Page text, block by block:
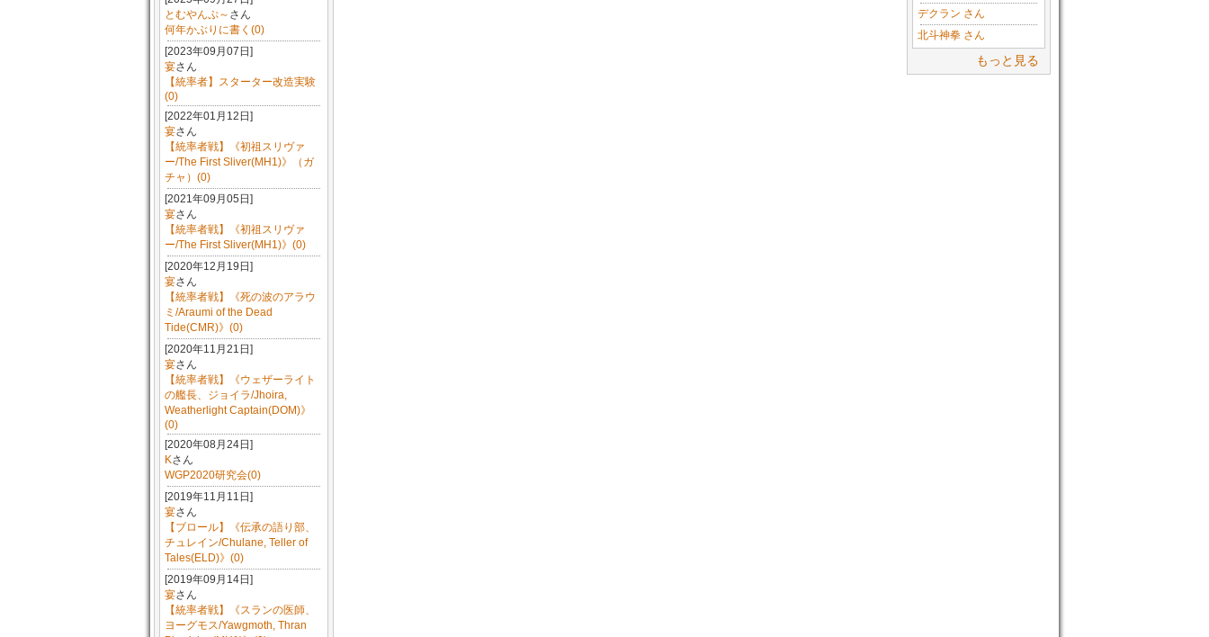
とむやんぷ～ さん
何年かぶりに書く(0)
[2023年09月07日]
宴さん
【統率者】スターター改造実験
(0)
[2022年01月12日]
宴さん
【統率者戦】《初祖スリヴァ
ー/The First Sliver(MH1)》（ガ
チャ）(0)
[2021年09月05日]
宴さん
【統率者戦】《初祖スリヴァ
ー/The First Sliver(MH1)》(0)
[2020年12月19日]
宴さん
【統率者戦】《死の波のアラウ
ミ/Araumi of the Dead
Tide(CMR)》(0)
[2020年11月21日]
宴さん
【統率者戦】《ウェザーライト
の艦長、ジョイラ/Jhoira,
Weatherlight Captain(DOM)》
(0)
[2020年08月24日]
Kさん
WGP2020研究会(0)
[2019年11月11日]
宴さん
【ブロール】《伝承の語り部、
チュレイン/Chulane, Teller of
Tales(ELD)》(0)
[2019年09月14日]
宴さん
【統率者戦】《スランの医師、
ヨーグモス/Yawgmoth, Thran
デクラン さん
北斗神拳 さん
もっと見る